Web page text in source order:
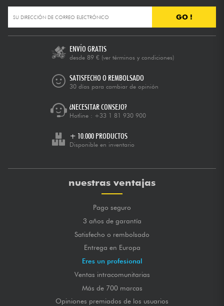
GO !
ENVÍO GRATIS
desde 89 € (ver términos y condiciones)
SATISFECHO O REMBOLSADO
30 días para cambiar de opinión
¿NECESITAR CONSEJO?
Hotline : +33 1 81 930 900
+ 10.000 PRODUCTOS
Disponible en inventario
nuestras ventajas
Pago seguro
3 años de garantía
Satisfecho o rembolsado
Entrega en Europa
Eres un profesional
Ventas intracomunitarias
Más de 700 marcas
Opiniones premiados de los usuarios